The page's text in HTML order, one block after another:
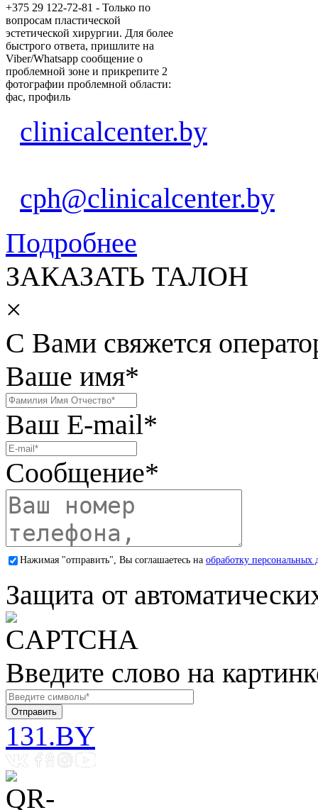
+375 29 122-72-81 - Только по
вопросам пластической
эстетической хирургии. Для более
быстрого ответа, пришлите на
Viber/Whatsapp сообщение о
проблемной зоне и прикрепите 2
фотографии проблемной области:
фас, профиль
clinicalcenter.by
cph@clinicalcenter.by
Подробнее
ЗАКАЗАТЬ ТАЛОН
×
С Вами свяжется
Ваше имя*
Ваш E-mail*
Сообщение*
Нажимая "отправить", Вы соглашаетесь на обработку персональных
Защита от
Введите слово на
131.BY